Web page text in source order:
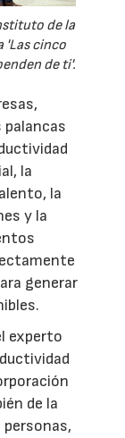
de la
'Las cinco
de ti'.
palancas
la
la
y la
generar
experto
de la